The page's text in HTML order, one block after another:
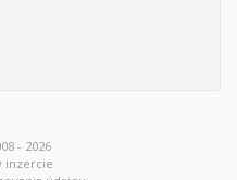
- 2026
inzercie